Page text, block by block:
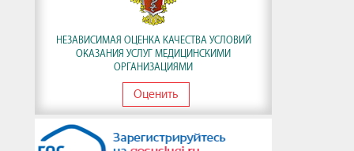
НЕЗАВИСИМАЯ ОЦЕНКА КАЧЕСТВА УСЛОВИЙ
ОКАЗАНИЯ УСЛУГ МЕДИЦИНСКИМИ
ОРГАНИЗАЦИЯМИ
Оценить